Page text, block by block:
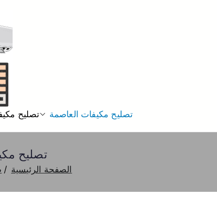
تصليح مكيفات العاصمة تصليح
تصليح مكيفات الدعية
الصفحة الرئيسية